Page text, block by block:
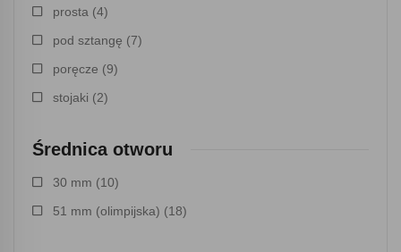
prosta (4)
pod sztangę (7)
poręcze (9)
stojaki (2)
Średnica otworu
30 mm (10)
51 mm (olimpijska) (18)